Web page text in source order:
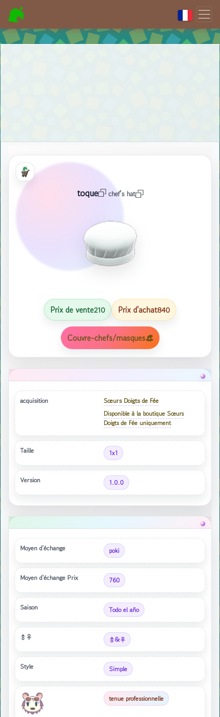
toque chef's hat
Prix ​​de vente210 Prix ​​d'achat840
Couvre-chefs/masques👒
acquisition
Sœurs Doigts de Fée
Disponible à la boutique Sœurs
Doigts de Fée uniquement
Taille 1x1
Version 1.0.0
Moyen d'échange poki
Moyen d'échange Prix 760
Saison Todo el año
♂♀ ♂&♀
Style Simple
tenue professionnelle